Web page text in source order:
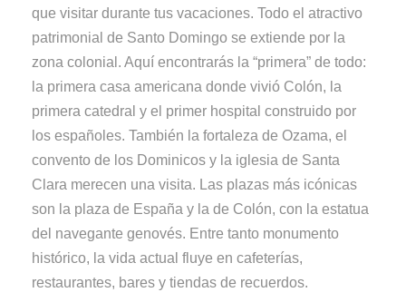
que visitar durante tus vacaciones. Todo el atractivo
patrimonial de Santo Domingo se extiende por la
zona colonial. Aquí encontrarás la “primera” de todo:
la primera casa americana donde vivió Colón, la
primera catedral y el primer hospital construido por
los españoles. También la fortaleza de Ozama, el
convento de los Dominicos y la iglesia de Santa
Clara merecen una visita. Las plazas más icónicas
son la plaza de España y la de Colón, con la estatua
del navegante genovés. Entre tanto monumento
histórico, la vida actual fluye en cafeterías,
restaurantes, bares y tiendas de recuerdos.